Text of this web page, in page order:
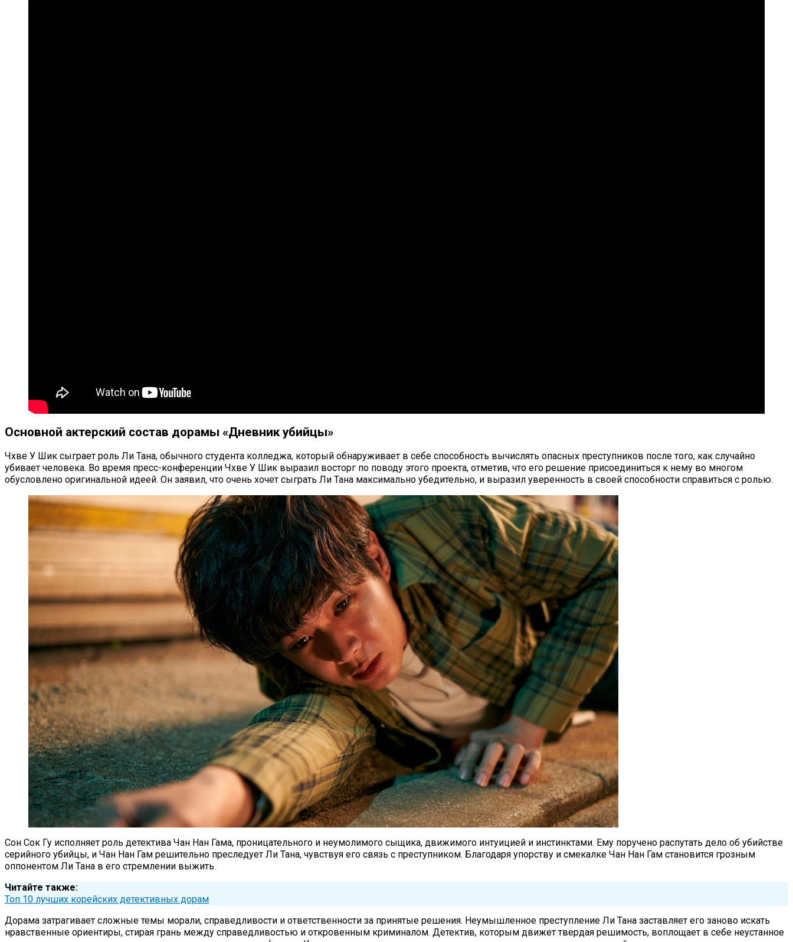
Основной актерский состав дорамы «Дневник убийцы»
Чхве У Шик сыграет роль Ли Тана, обычного студента колледжа, который обнаруживает в себе способность вычислять опасных преступников после того, как случайно
убивает человека. Во время пресс-конференции Чхве У Шик выразил восторг по поводу этого проекта, отметив, что его решение присоединиться к нему во многом
обусловлено оригинальной идеей. Он заявил, что очень хочет сыграть Ли Тана максимально убедительно, и выразил уверенность в своей способности справиться с ролью.
Сон Сок Гу исполняет роль детектива Чан Нан Гама, проницательного и неумолимого сыщика, движимого интуицией и инстинктами. Ему поручено распутать дело об убийстве
серийного убийцы, и Чан Нан Гам решительно преследует Ли Тана, чувствуя его связь с преступником. Благодаря упорству и смекалке Чан Нан Гам становится грозным
оппонентом Ли Тана в его стремлении выжить.
Читайте также:
Топ 10 лучших корейских детективных дорам
Дорама затрагивает сложные темы морали, справедливости и ответственности за принятые решения. Неумышленное преступление Ли Тана заставляет его заново искать
нравственные ориентиры, стирая грань между справедливостью и откровенным криминалом. Детектив, которым движет твердая решимость, воплощает в себе неустанное